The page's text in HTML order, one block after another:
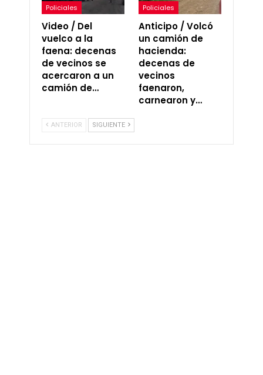
Policiales
Video / Del
vuelco a la
faena: decenas
de vecinos se
acercaron a un
camión de…
Policiales
Anticipo / Volcó
un camión de
hacienda:
decenas de
vecinos
faenaron,
carnearon y…
ANTERIOR SIGUIENTE